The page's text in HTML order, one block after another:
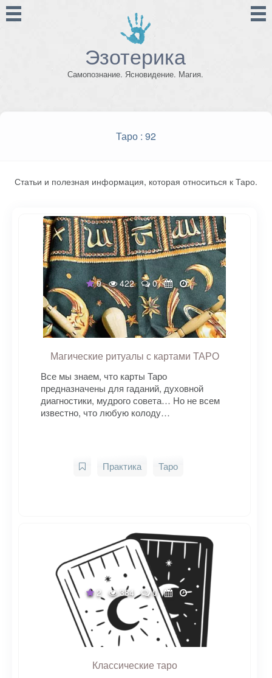
Эзотерика
Самопознание. Ясновидение. Магия.
Таро : 92
Статьи и полезная информация, которая относиться к Таро.
0 422 0
Магические ритуалы с картами ТАРО
Все мы знаем, что карты Таро
предназначены для гаданий, духовной
диагностики, мудрого совета… Но не всем
известно, что любую колоду…
Практика Таро
2 384 0
Классические таро